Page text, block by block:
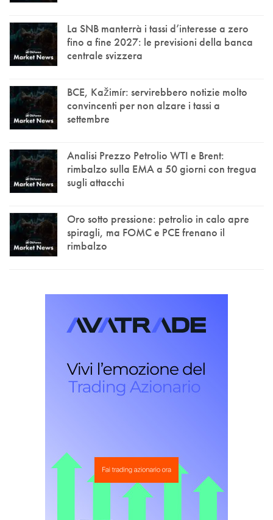
La SNB manterrà i tassi d’interesse a zero
fino a fine 2027: le previsioni della banca
centrale svizzera
BCE, Kažimír: servirebbero notizie molto
convincenti per non alzare i tassi a
settembre
Analisi Prezzo Petrolio WTI e Brent:
rimbalzo sulla EMA a 50 giorni con tregua
sugli attacchi
Oro sotto pressione: petrolio in calo apre
spiragli, ma FOMC e PCE frenano il
rimbalzo